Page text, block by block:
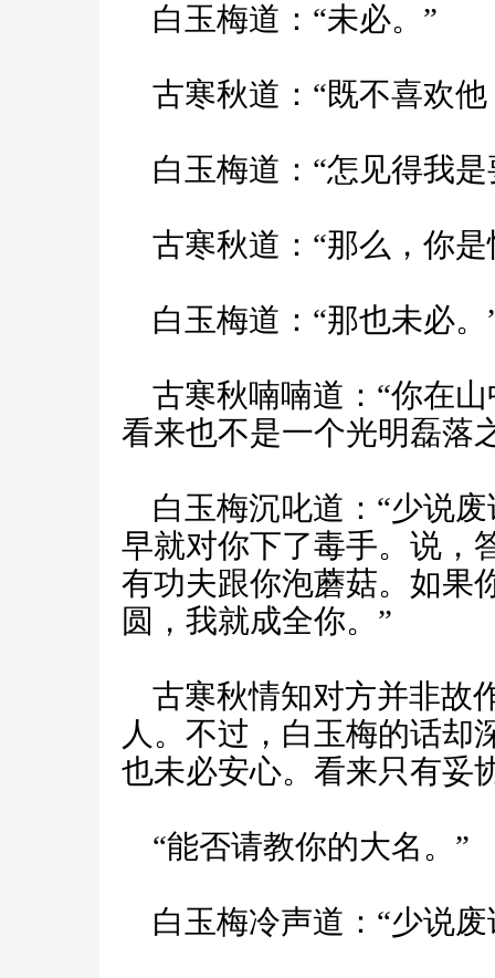
白玉梅道：“未必。”
古寒秋道：“既不喜欢他
白玉梅道：“怎见得我是
古寒秋道：“那么，你是
白玉梅道：“那也未必。
古寒秋喃喃道：“你在
看来也不是一个光明磊落
白玉梅沉叱道：“少说
早就对你下了毒手。说，
有功夫跟你泡蘑菇。如果
圆，我就成全你。”
古寒秋情知对方并非故
人。不过，白玉梅的话却
也未必安心。看来只有妥
“能否请教你的大名。”
白玉梅冷声道：“少说废